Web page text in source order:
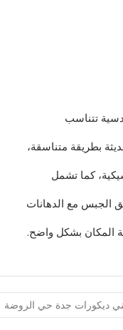
تتناسب
بطريقة متناسقة،
كما تشمل
الجبس مع الدهانات
المكان بشكل واضح.
ديكورات جدة حي الروضة 0542849040